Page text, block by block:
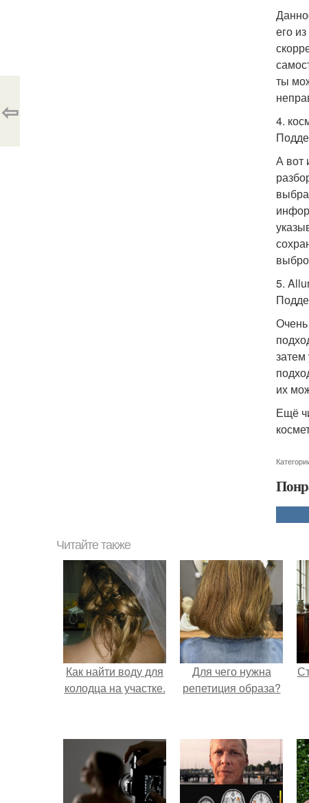
его
ты
4.
А вот
5.
затем
их
Ещё
⇦
Читайте также
Как найти воду для
колодца на участке.
Для чего нужна
репетиция образа?